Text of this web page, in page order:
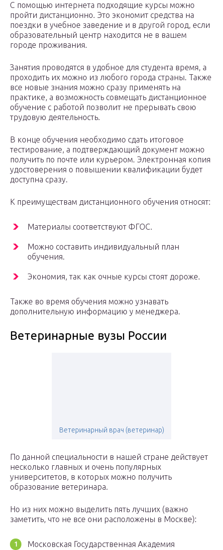
С помощью интернета подходящие курсы можно
пройти дистанционно. Это экономит средства на
поездки в учебное заведение и в другой город, если
образовательный центр находится не в вашем
городе проживания.
Занятия проводятся в удобное для студента время, а
проходить их можно из любого города страны. Также
все новые знания можно сразу применять на
практике, а возможность совмещать дистанционное
обучение с работой позволит не прерывать свою
трудовую деятельность.
В конце обучения необходимо сдать итоговое
тестирование, а подтверждающий документ можно
получить по почте или курьером. Электронная копия
удостоверения о повышении квалификации будет
доступна сразу.
К преимуществам дистанционного обучения относят:
Материалы соответствуют ФГОС.
Можно составить индивидуальный план
обучения.
Экономия, так как очные курсы стоят дороже.
Также во время обучения можно узнавать
дополнительную информацию у менеджера.
Ветеринарные вузы России
Ветеринарный врач (ветеринар)
По данной специальности в нашей стране действует
несколько главных и очень популярных
университетов, в которых можно получить
образование ветеринара.
Но из них можно выделить пять лучших (важно
заметить, что не все они расположены в Москве):
Московская Государственная Академия